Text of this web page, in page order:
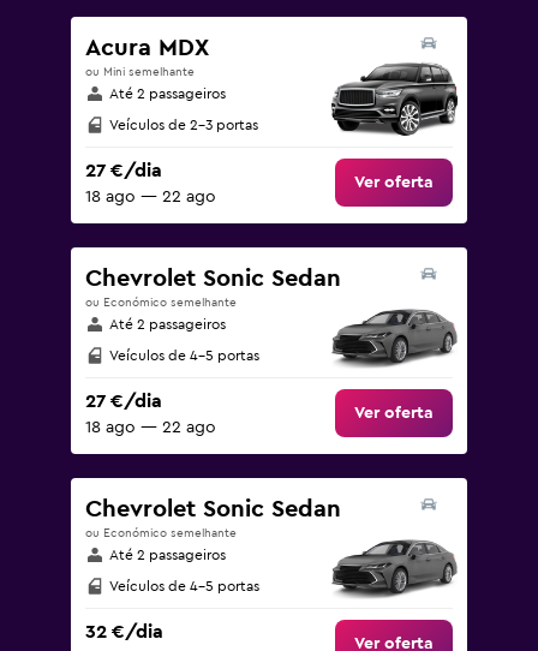
Acura MDX
ou Mini semelhante
Até 2 passageiros
Veículos de 2-3 portas
27 €/dia
18 ago — 22 ago
Ver oferta
Chevrolet Sonic Sedan
ou Económico semelhante
Até 2 passageiros
Veículos de 4-5 portas
27 €/dia
18 ago — 22 ago
Ver oferta
Chevrolet Sonic Sedan
ou Económico semelhante
Até 2 passageiros
Veículos de 4-5 portas
32 €/dia
Ver oferta